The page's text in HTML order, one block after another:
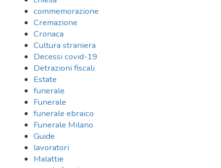
commemorazione
Cremazione
Cronaca
Cultura straniera
Decessi covid-19
Detrazioni fiscali
Estate
funerale
Funerale
funerale ebraico
Funerale Milano
Guide
lavoratori
Malattie